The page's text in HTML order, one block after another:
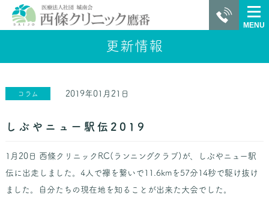
MENU
更新情報
コラム 2019年01月21日
しぶやニュー駅伝2019
1月20日 西條クリニックRC(ランニングクラブ)が、しぶやニュー駅
伝に出走しました。4人で襷を繋いで11.6kmを57分14秒で駆け抜け
ました。自分たちの現在地を知ることが出来た大会でした。